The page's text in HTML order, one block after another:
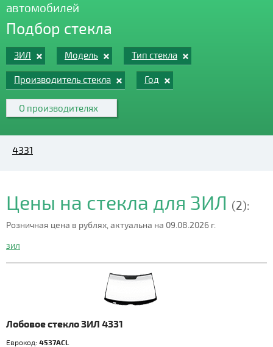
автомобилей
Подбор стекла
ЗИЛ Модель Тип стекла
Производитель стекла Год
О производителях
4331
Цены на стекла для ЗИЛ (2):
Розничная цена в рублях, актуальна на 09.08.2026 г.
ЗИЛ
Лобовое стекло ЗИЛ 4331
Еврокод: 4537ACL